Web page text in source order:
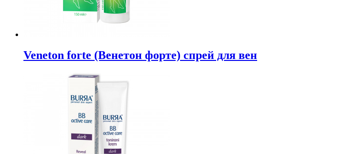
Veneton forte (Венетон форте) спрей для вен